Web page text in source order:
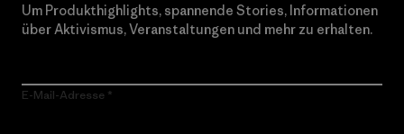
Um Produkthighlights, spannende Stories, Informationen
über Aktivismus, Veranstaltungen und mehr zu erhalten.
E-Mail-Adresse